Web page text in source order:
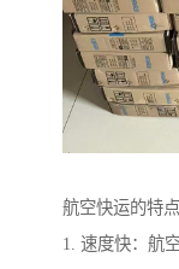
航空快运的特点
1. 速度快：航